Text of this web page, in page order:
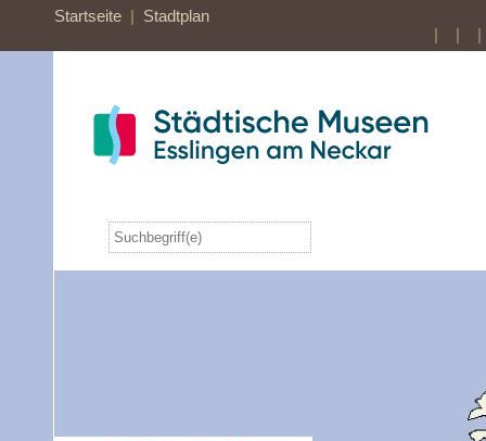
Startseite
Stadtplan